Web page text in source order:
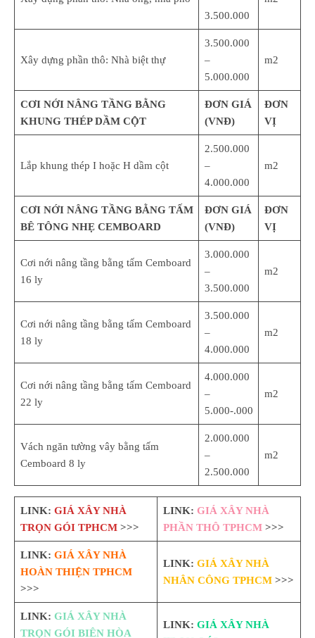
3.500.000
Xây dựng phần thô: Nhà biệt thự
3.500.000
–
5.000.000
m2
CƠI NỚI NÂNG TẦNG BẰNG
KHUNG THÉP DẦM CỘT
ĐƠN GIÁ
(VNĐ)
ĐƠN
VỊ
Lắp khung thép I hoặc H dầm cột
2.500.000
–
4.000.000
m2
CƠI NỚI NÂNG TẦNG BẰNG TẤM
BÊ TÔNG NHẸ CEMBOARD
ĐƠN GIÁ
(VNĐ)
ĐƠN
VỊ
Cơi nới nâng tầng bằng tấm Cemboard
16 ly
3.000.000
–
3.500.000
m2
Cơi nới nâng tầng bằng tấm Cemboard
18 ly
3.500.000
–
4.000.000
m2
Cơi nới nâng tầng bằng tấm Cemboard
22 ly
4.000.000
–
5.000-.000
m2
Vách ngăn tường vây bằng tấm
Cemboard 8 ly
2.000.000
–
2.500.000
m2
LINK: GIÁ XÂY NHÀ
TRỌN GÓI TPHCM>>>
LINK: GIÁ XÂY NHÀ
PHẦN THÔ TPHCM>>>
LINK: GIÁ XÂY NHÀ
HOÀN THIỆN TPHCM
>>>
LINK: GIÁ XÂY NHÀ
NHÂN CÔNG TPHCM>>>
LINK: GIÁ XÂY NHÀ
TRỌN GÓI BIÊN HÒA
LINK: GIÁ XÂY NHÀ